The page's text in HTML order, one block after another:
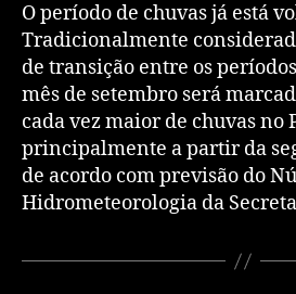
O período de chuvas já está
Tradicionalmente
de transição entre os
mês de setembro será
cada vez maior de chuvas no
principalmente a partir da
de acordo com previsão do
Hidrometeorologia da